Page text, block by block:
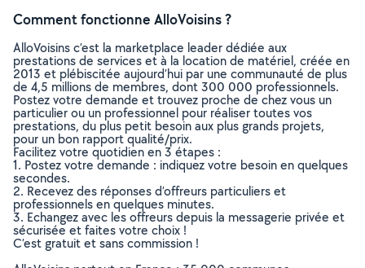
Comment fonctionne AlloVoisins ?
AlloVoisins c’est la marketplace leader dédiée aux
prestations de services et à la location de matériel, créée en
2013 et plébiscitée aujourd’hui par une communauté de plus
de 4,5 millions de membres, dont 300 000 professionnels.
Postez votre demande et trouvez proche de chez vous un
particulier ou un professionnel pour réaliser toutes vos
prestations, du plus petit besoin aux plus grands projets,
pour un bon rapport qualité/prix.
Facilitez votre quotidien en 3 étapes :
1. Postez votre demande : indiquez votre besoin en quelques
secondes.
2. Recevez des réponses d’offreurs particuliers et
professionnels en quelques minutes.
3. Echangez avec les offreurs depuis la messagerie privée et
sécurisée et faites votre choix !
C’est gratuit et sans commission !